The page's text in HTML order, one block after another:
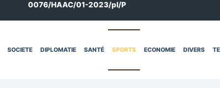
0076/HAAC/01-2023/pl/P
SOCIETE DIPLOMATIE SANTÉ SPORTS ECONOMIE DIVERS